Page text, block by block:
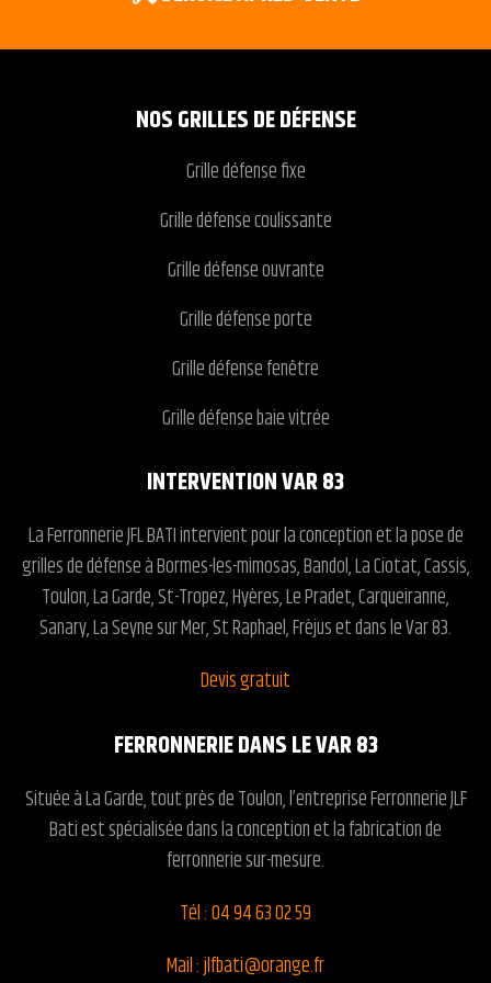
NOS GRILLES DE DÉFENSE
Grille défense fixe
Grille défense coulissante
Grille défense ouvrante
Grille défense porte
Grille défense fenêtre
Grille défense baie vitrée
INTERVENTION VAR 83
La Ferronnerie JFL BATI intervient pour la conception et la pose de
grilles de défense à Bormes-les-mimosas, Bandol, La Ciotat, Cassis,
Toulon, La Garde, St-Tropez, Hyères, Le Pradet, Carqueiranne,
Sanary, La Seyne sur Mer, St Raphael, Frèjus et dans le Var 83.
Devis gratuit
FERRONNERIE DANS LE VAR 83
Située à La Garde, tout près de Toulon, l’entrepriseFerronnerie JLF
Batiest spécialisée dans la conception et la fabrication de
ferronnerie sur-mesure.
Tél : 04 94 63 02 59
Mail : jlfbati@orange.fr